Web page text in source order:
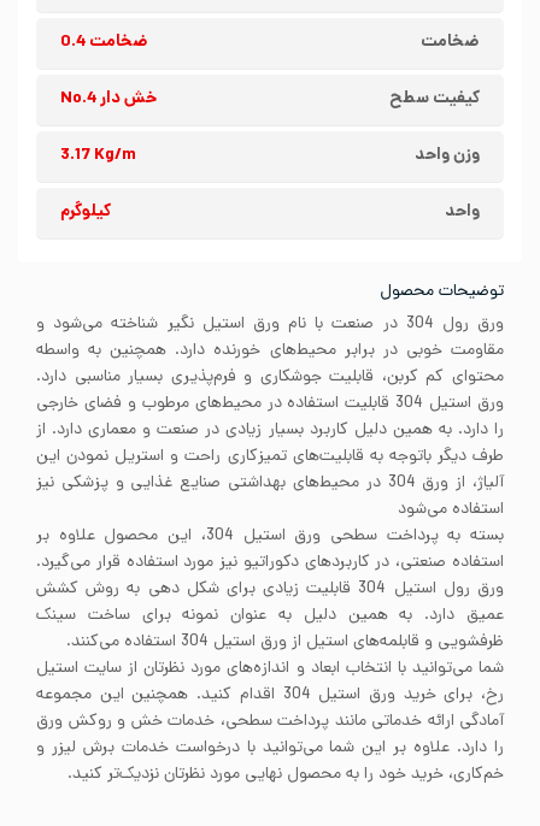
ضخامت ضخامت 0.4
کیفیت سطح خش دار No.4
وزن واحد 3.17 Kg/m
واحد کیلوگرم
توضیحات محصول
ورق رول 304 در صنعت با نام ورق استیل نگیر شناخته می‌شود و
مقاومت خوبی در برابر محیط‌های خورنده دارد. همچنین به واسطه
محتوای کم کربن، قابلیت جوشکاری و فرم‌پذیری بسیار مناسبی دارد.
ورق استیل 304 قابلیت استفاده در محیط‌های مرطوب و فضای خارجی
را دارد. به همین دلیل کاربرد بسیار زیادی در صنعت و معماری دارد. از
طرف دیگر باتوجه به قابلیت‌های تمیزکاری راحت و استریل نمودن این
آلیاژ، از ورق 304 در محیط‌های بهداشتی صنایع غذایی و پزشکی نیز
استفاده می‌شود
بسته به پرداخت سطحی ورق استیل 304، این محصول علاوه بر
استفاده صنعتی، در کاربردهای دکوراتیو نیز مورد استفاده قرار می‌گیرد.
ورق رول استیل 304 قابلیت زیادی برای شکل دهی به روش کشش
عمیق دارد. به همین دلیل به عنوان نمونه برای ساخت سینک
ظرفشویی و قابلمه‌های استیل از ورق استیل 304 استفاده می‌کنند.
شما می‌توانید با انتخاب ابعاد و اندازه‌های مورد نظرتان از سایت استیل
رخ، برای خرید ورق استیل 304 اقدام کنید. همچنین این مجموعه
آمادگی ارائه خدماتی مانند پرداخت سطحی، خدمات خش و روکش ورق
را دارد. علاوه بر این شما می‌توانید با درخواست خدمات برش لیزر و
خم‌کاری، خرید خود را به محصول نهایی مورد نظرتان نزدیک‌تر کنید.